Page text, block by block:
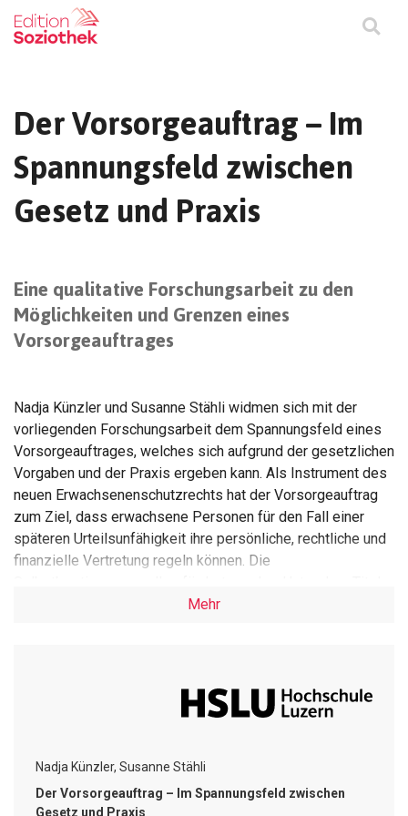
Der Vorsorgeauftrag – Im
Spannungsfeld zwischen
Gesetz und Praxis
Eine qualitative Forschungsarbeit zu den
Möglichkeiten und Grenzen eines
Vorsorgeauftrages
Nadja Künzler und Susanne Stähli widmen sich mit der
vorliegenden Forschungsarbeit dem Spannungsfeld eines
Vorsorgeauftrages, welches sich aufgrund der gesetzlichen
Vorgaben und der Praxis ergeben kann. Als Instrument des
neuen Erwachsenenschutzrechts hat der Vorsorgeauftrag
zum Ziel, dass erwachsene Personen für den Fall einer
späteren Urteilsunfähigkeit ihre persönliche, rechtliche und
finanzielle Vertretung regeln können. Die
«Der Vorsorgeauftrag – Im Spannungsfeld zwischen
Selbstbestimmung oder Selbstbindung. Ebenso werden die
möglichen Alternativen zum Vorsorgeauftrag erklärt. Im
Wissensstand des Zielpublikums, welche mittels
Interviews erfasst wurden, dargestellt und ausgewertet.
Die Umgehung der Kindes- und
Mehr
Nadja Künzler, Susanne Stähli
Der Vorsorgeauftrag – Im Spannungsfeld zwischen
Gesetz und Praxis